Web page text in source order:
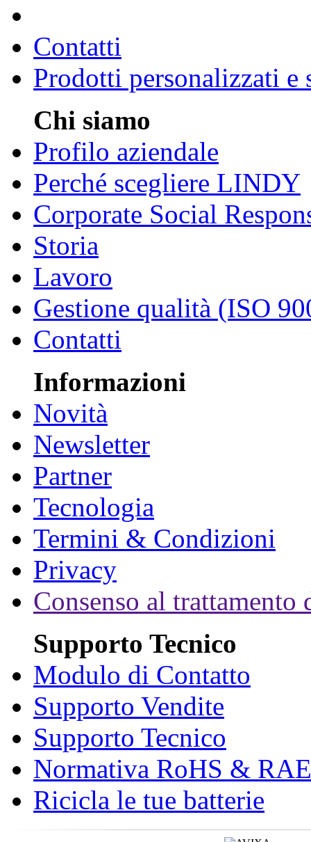
Contatti
Prodotti personalizzati e
Chi siamo
Profilo aziendale
Perché scegliere LINDY
Corporate Social
Storia
Lavoro
Gestione qualità (ISO
Contatti
Informazioni
Novità
Newsletter
Partner
Tecnologia
Termini & Condizioni
Privacy
Consenso al trattamento
Supporto Tecnico
Modulo di Contatto
Supporto Vendite
Supporto Tecnico
Normativa RoHS &
Ricicla le tue batterie